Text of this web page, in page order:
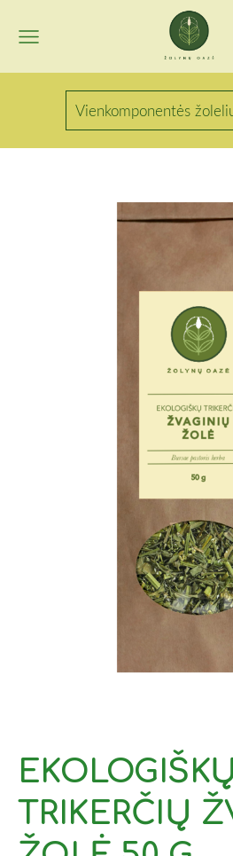
Vienkomponentės
EKOLOGIŠKŲ
TRIKERČIŲ